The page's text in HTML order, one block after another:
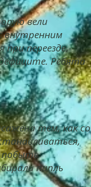
вели
внутренним
переезде,
Ребята
тем, как со
побыть
пипль